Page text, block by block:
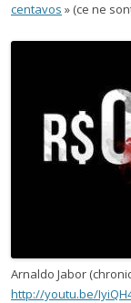
centavos » (ce ne
Arnaldo Jabor
http://youtu.be/